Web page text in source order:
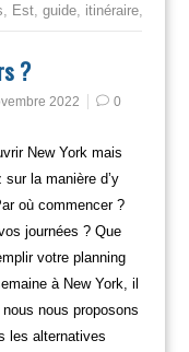
Est, guide, itinéraire,
?
2022
0
New York mais
la manière d’y
où commencer ?
journées ? Que
votre planning
à New York, il
nous proposons
les alternatives